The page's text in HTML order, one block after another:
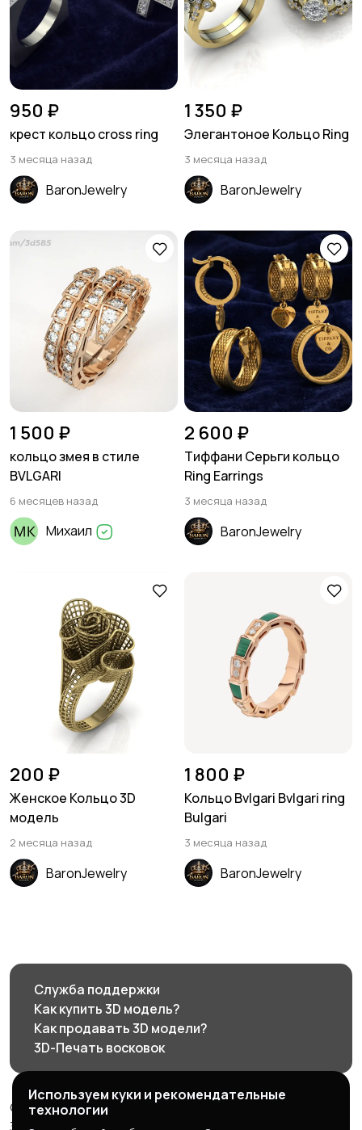
950 ₽
крест кольцо cross ring
3 месяца назад
BaronJewelry
1 350 ₽
Элегантоное Кольцо Ring
3 месяца назад
BaronJewelry
1 500 ₽
кольцо змея в стиле
BVLGARI
6 месяцев назад
Михаил
2 600 ₽
Тиффани Серьги кольцо
Ring Earrings
3 месяца назад
BaronJewelry
200 ₽
Женское Кольцо 3D
модель
2 месяца назад
BaronJewelry
1 800 ₽
Кольцо Bvlgari Bvlgari ring
Bulgari
3 месяца назад
BaronJewelry
Служба поддержки
Как купить 3D модель?
Как продавать 3D модели?
3D-Печать восковок
© 2026 3d585.ru - Маркетплейс ювелирного дизайна
Используем куки и рекомендательные
технологии